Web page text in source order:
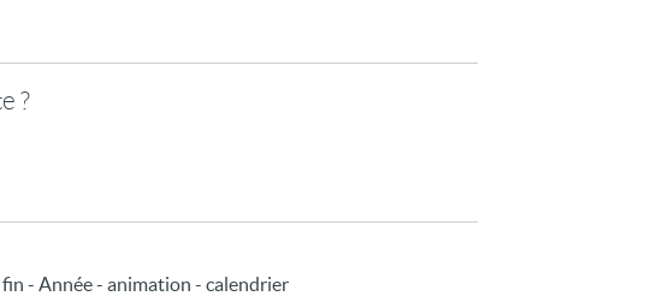
?
- Année - animation - calendrier